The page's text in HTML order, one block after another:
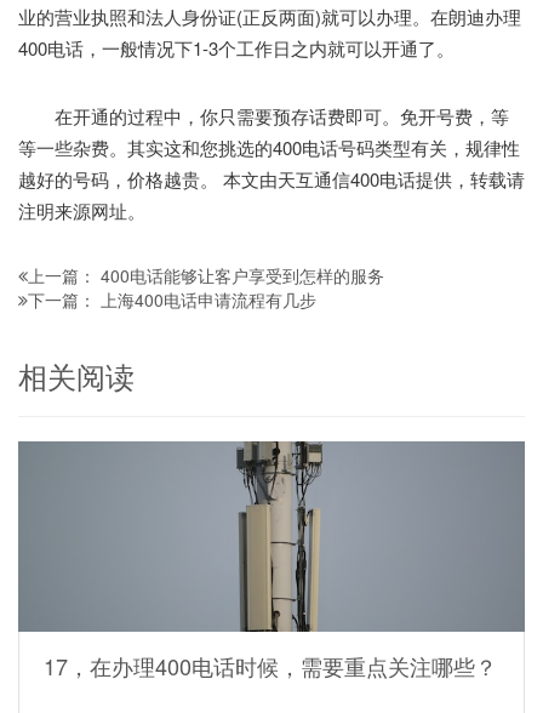
业的营业执照和法人身份证(正反两面)就可以办理。在朗迪办理
400电话，一般情况下1-3个工作日之内就可以开通了。
在开通的过程中，你只需要预存话费即可。免开号费，等
等一些杂费。其实这和您挑选的400电话号码类型有关，规律性
越好的号码，价格越贵。 本文由天互通信400电话提供，转载请
注明来源网址。
上一篇： 400电话能够让客户享受到怎样的服务
下一篇： 上海400电话申请流程有几步
相关阅读
17，在办理400电话时候，需要重点关注哪些？